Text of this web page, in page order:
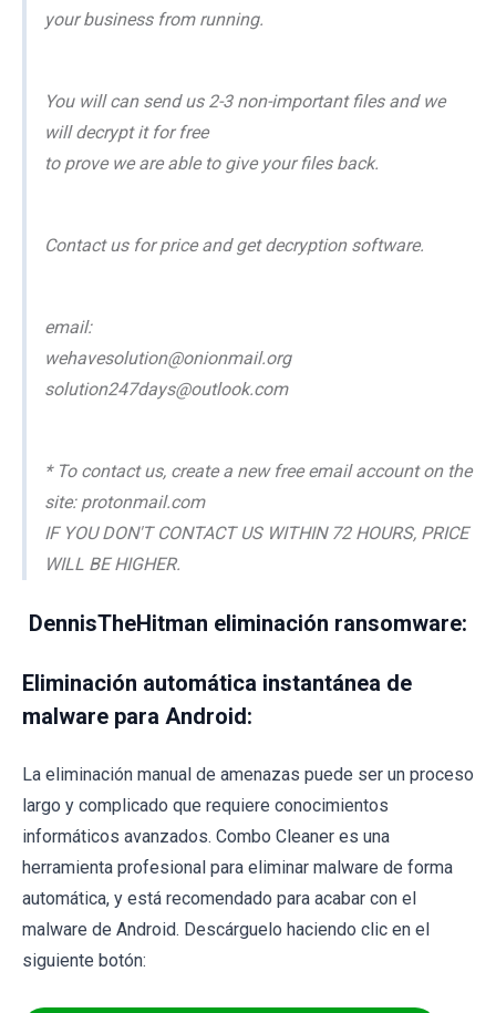
your business from running.
You will can send us 2-3 non-important files and we
will decrypt it for free
to prove we are able to give your files back.
Contact us for price and get decryption software.
email:
wehavesolution@onionmail.org
solution247days@outlook.com
* To contact us, create a new free email account on the
site: protonmail.com
IF YOU DON'T CONTACT US WITHIN 72 HOURS, PRICE
WILL BE HIGHER.
DennisTheHitman eliminación ransomware:
Eliminación automática instantánea de
malware para Android:
La eliminación manual de amenazas puede ser un proceso
largo y complicado que requiere conocimientos
informáticos avanzados. Combo Cleaner es una
herramienta profesional para eliminar malware de forma
automática, y está recomendado para acabar con el
malware de Android. Descárguelo haciendo clic en el
siguiente botón: